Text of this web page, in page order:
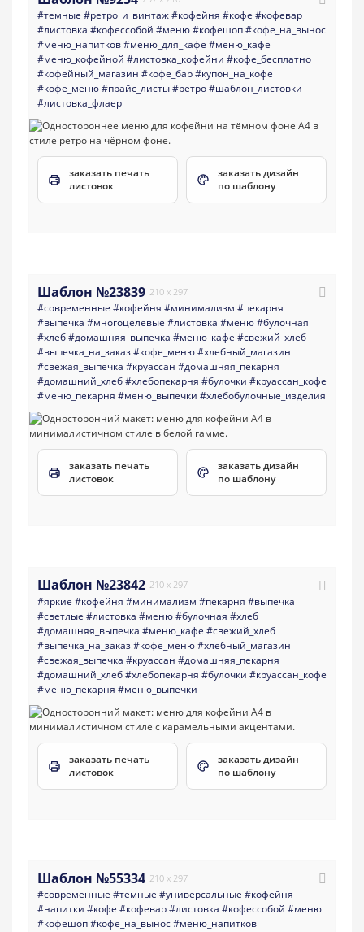
#темные #ретро_и_винтаж#кофейня #кофе #кофевар
#листовка #кофессобой #меню#кофешоп#кофе_на_вынос
#меню_напитков#меню_для_кафе #меню_кафе
#меню_кофейной #листовка_кофейни #кофе_бесплатно
#кофейный_магазин #кофе_бар#купон_на_кофе
#кофе_меню#прайс_листы#ретро#шаблон_листовки
#листовка_флаер
заказать печать
листовок
заказать дизайн
по шаблону
Шаблон №23839 210 x 297
#современные #кофейня #минимализм #пекарня
#выпечка #многоцелевые #листовка #меню#булочная
#хлеб#домашняя_выпечка #меню_кафе #свежий_хлеб
#выпечка_на_заказ#кофе_меню#хлебный_магазин
#свежая_выпечка #круассан #домашняя_пекарня
#домашний_хлеб#хлебопекарня #булочки #круассан_кофе
#меню_пекарня #меню_выпечки #хлебобулочные_изделия
заказать печать
листовок
заказать дизайн
по шаблону
Шаблон №23842 210 x 297
#яркие #кофейня #минимализм #пекарня #выпечка
#светлые #листовка #меню#булочная #хлеб
#домашняя_выпечка #меню_кафе #свежий_хлеб
#выпечка_на_заказ#кофе_меню#хлебный_магазин
#свежая_выпечка #круассан #домашняя_пекарня
#домашний_хлеб#хлебопекарня #булочки #круассан_кофе
#меню_пекарня #меню_выпечки
заказать печать
листовок
заказать дизайн
по шаблону
Шаблон №55334 210 x 297
#современные #темные #универсальные #кофейня
#напитки #кофе #кофевар#листовка #кофессобой #меню
#кофешоп#кофе_на_вынос#меню_напитков